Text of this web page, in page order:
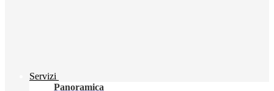
Servizi
Panoramica